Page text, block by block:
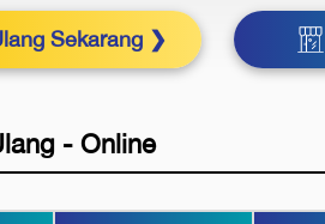
Sekarang ❯
- Online